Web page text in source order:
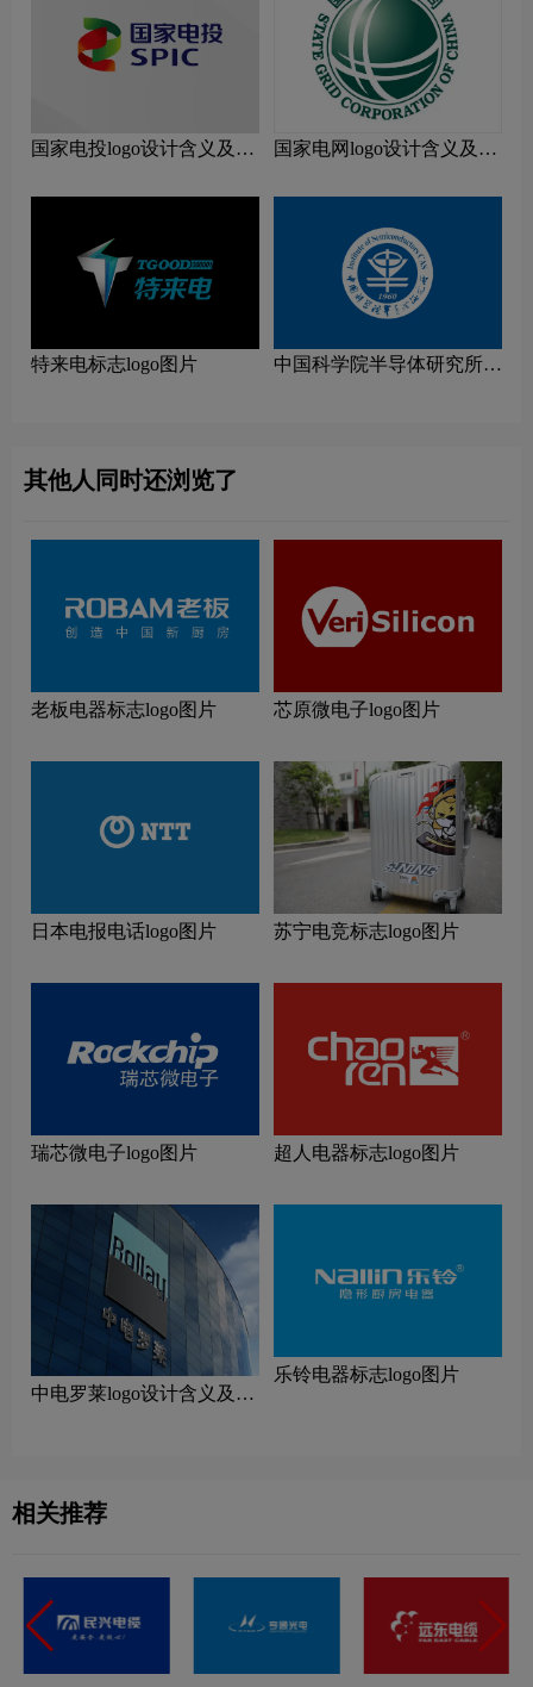
国家电投logo设计含义及设
国家电网logo设计含义及设
特来电标志logo图片
中国科学院半导体研究所
其他人同时还浏览了
老板电器标志logo图片 芯原微电子logo图片
日本电报电话logo图片 苏宁电竞标志logo图片
瑞芯微电子logo图片 超人电器标志logo图片
中电罗莱logo设计含义及设
乐铃电器标志logo图片
相关推荐